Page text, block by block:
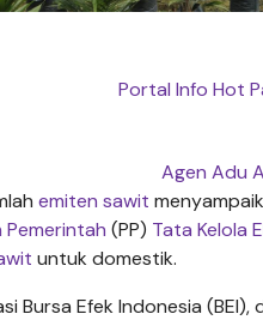
Portal Info Hot
Agen Adu
emiten sawit
(PP) Tata Kelola
untuk domestik.
Bursa Efek Indonesia